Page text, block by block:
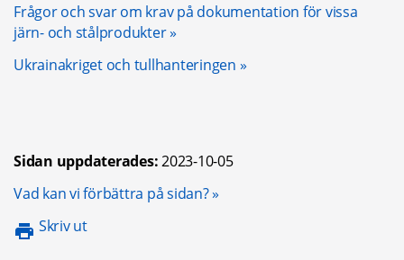
Frågor och svar om krav på dokumentation för vissa
järn- och stålprodukter
Ukrainakriget och tullhanteringen
Sidan uppdaterades:2023-10-05
Vad kan vi förbättra på sidan?Öppnas i nytt fönster.
Skriv ut